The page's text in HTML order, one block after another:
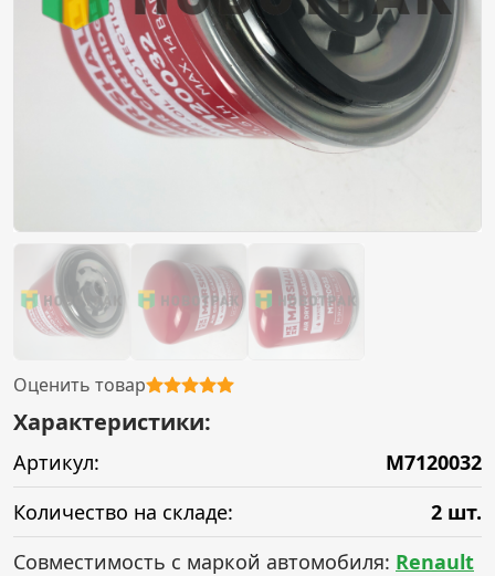
Оценить товар
Характеристики:
Артикул:
M7120032
Количество на складе:
2 шт.
Совместимость с маркой автомобиля: Renault